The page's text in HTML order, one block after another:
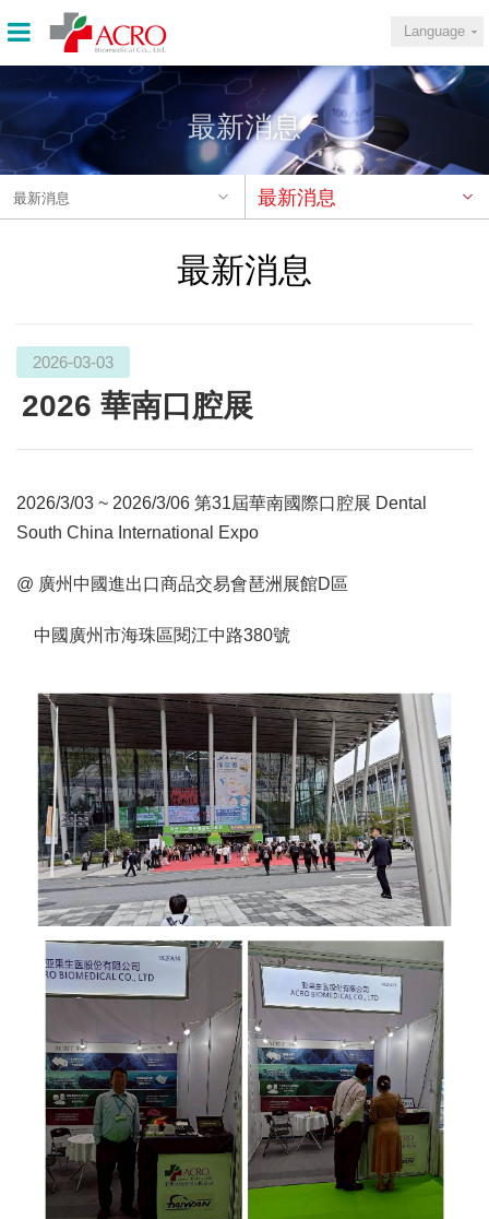
Language
最新消息
最新消息 最新消息
最新消息
2026-03-03
2026 華南口腔展
2026/3/03 ~ 2026/3/06 第31屆華南國際口腔展 Dental
South China International Expo
@ 廣州中國進出口商品交易會琶洲展館D區
中國廣州市海珠區閱江中路380號